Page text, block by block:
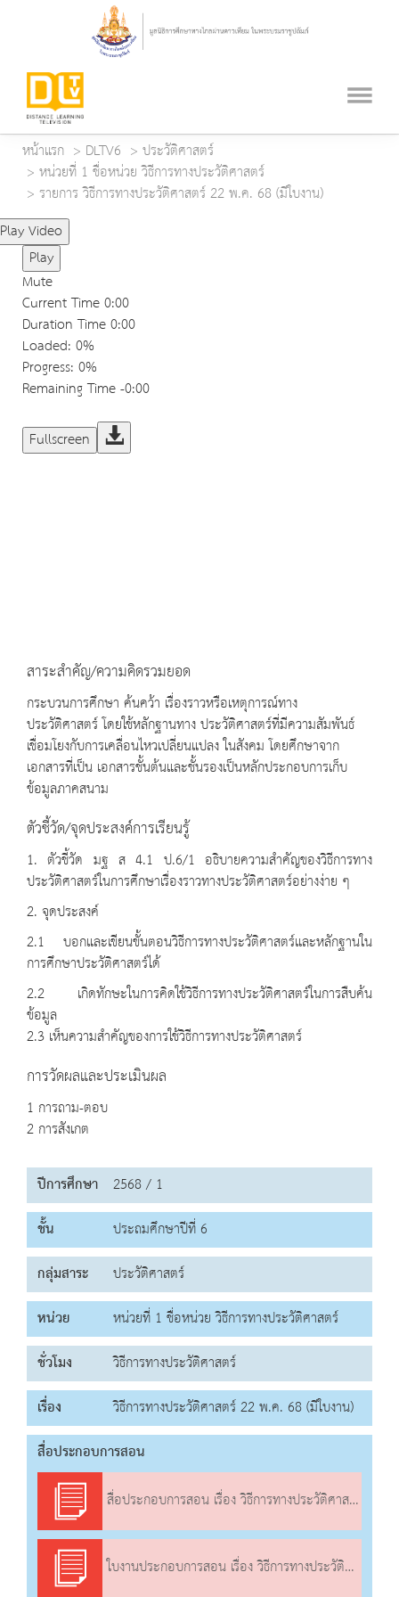
หน้าแรก DLTV6
ประวัติศาสตร์
หน่วยที่ 1 ชื่อหน่วย วิธีการทางประวัติศาสตร์
รายการ วิธีการทางประวัติศาสตร์ 22 พ.ค. 68 (มีใบงาน)
Play Video
Play
Mute
Current Time0:00
Duration Time0:00
Loaded: 0%
Progress: 0%
Remaining Time-0:00
Fullscreen
สาระสำคัญ/ความคิดรวมยอด
กระบวนการศึกษา ค้นคว้า เรื่องราวหรือเหตุการณ์ทาง
ประวัติศาสตร์ โดยใช้หลักฐานทาง ประวัติศาสตร์ที่มีความสัมพันธ์
เชื่อมโยงกับการเคลื่อนไหวเปลี่ยนแปลง ในสังคม โดยศึกษาจาก
เอกสารที่เป็น เอกสารชั้นต้นและชั้นรองเป็นหลักประกอบการเก็บ
ข้อมูลภาคสนาม
ตัวชี้วัด/จุดประสงค์การเรียนรู้
1. ตัวชี้วัด มฐ ส 4.1 ป.6/1 อธิบายความสำคัญของวิธีการทาง
ประวัติศาสตร์ในการศึกษาเรื่องราวทางประวัติศาสตร์อย่างง่าย ๆ
2. จุดประสงค์
2.1 บอกและเขียนขั้นตอนวิธีการทางประวัติศาสตร์และหลักฐานใน
การศึกษาประวัติศาสตร์ได้
2.2 เกิดทักษะในการคิดใช้วิธีการทางประวัติศาสตร์ในการสืบค้น
ข้อมูล
2.3 เห็นความสำคัญของการใช้วิธีการทางประวัติศาสตร์
การวัดผลและประเมินผล
1 การถาม-ตอบ
2 การสังเกต
ปีการศึกษา 2568 / 1
ชั้น
ประถมศึกษาปีที่ 6
กลุ่มสาระ
ประวัติศาสตร์
หน่วย
หน่วยที่ 1 ชื่อหน่วย วิธีการทางประวัติศาสตร์
ชั่วโมง
วิธีการทางประวัติศาสตร์
เรื่อง
วิธีการทางประวัติศาสตร์ 22 พ.ค. 68 (มีใบงาน)
สื่อประกอบการสอน
สื่อประกอบการสอน เรื่อง วิธีการทางประวัติศาสตร์
ใบงานประกอบการสอน เรื่อง วิธีการทางประวัติศาสตร์